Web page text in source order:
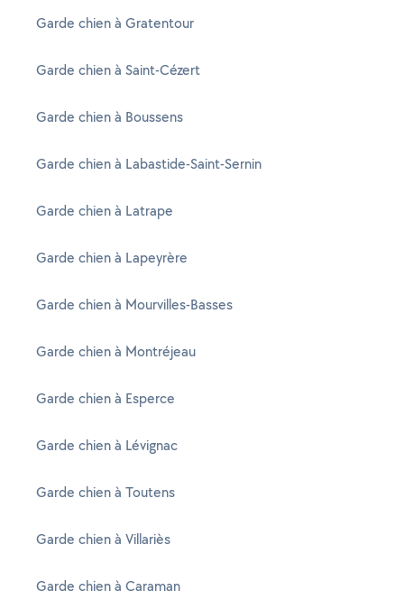
Garde chien à Gratentour
Garde chien à Saint-Cézert
Garde chien à Boussens
Garde chien à Labastide-Saint-Sernin
Garde chien à Latrape
Garde chien à Lapeyrère
Garde chien à Mourvilles-Basses
Garde chien à Montréjeau
Garde chien à Esperce
Garde chien à Lévignac
Garde chien à Toutens
Garde chien à Villariès
Garde chien à Caraman